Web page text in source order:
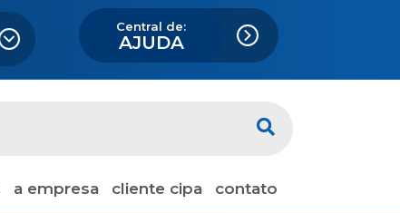
Central de:
AJUDA
a empresa cliente cipa contato